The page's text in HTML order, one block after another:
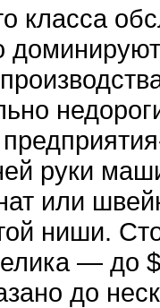
класса
руки
или
ниши.
— до
до